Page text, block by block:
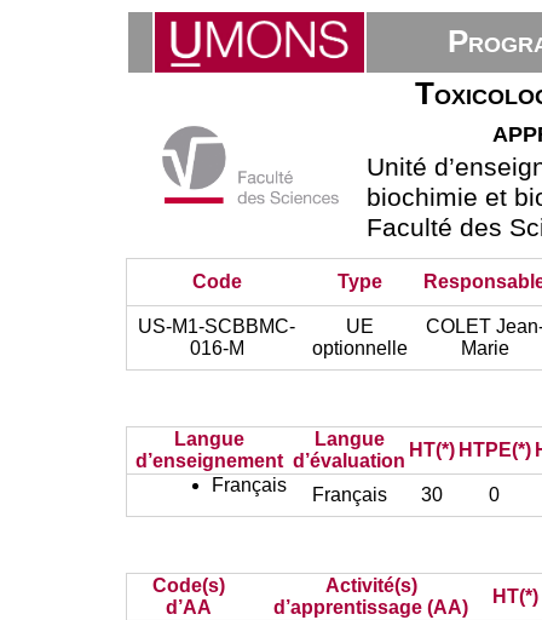
Unité
biochimie et
Faculté des
Code Type
US-M1-SCBBMC-
016-M
UE
optionnelle
COLET
Marie
Langue
d’enseignement
Langue
d’évaluation
HT(*) HTPE(*)
Français
Français 30 0
Code(s)
d’AA
Activité(s)
d’apprentissage (AA)
HT(*)